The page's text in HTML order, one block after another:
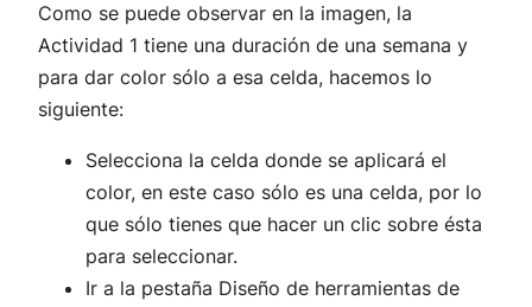
Como se puede observar en la imagen, la
Actividad 1 tiene una duración de una semana y
para dar color sólo a esa celda, hacemos lo
siguiente:
Selecciona la celda donde se aplicará el
color, en este caso sólo es una celda, por lo
que sólo tienes que hacer un clic sobre ésta
para seleccionar.
Ir a la pestaña Diseño de herramientas de